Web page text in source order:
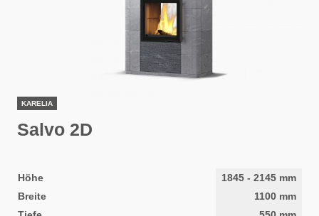
KARELIA
Salvo 2D
Höhe 1845 - 2145 mm
Breite
1100 mm